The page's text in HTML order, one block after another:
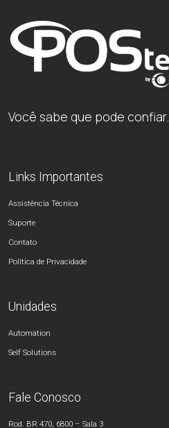
Você sabe que pode confiar.
Links Importantes
Assistência Técnica
Suporte
Contato
Política de Privacidade
Unidades
Automation
Self Solutions
Fale Conosco
Rod. BR 470, 6800 – Sala 3